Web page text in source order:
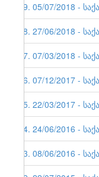
39. 05/07/2018 -
38. 27/06/2018 -
37. 07/03/2018 -
36. 07/12/2017 -
35. 22/03/2017 -
34. 24/06/2016 -
33. 08/06/2016 -